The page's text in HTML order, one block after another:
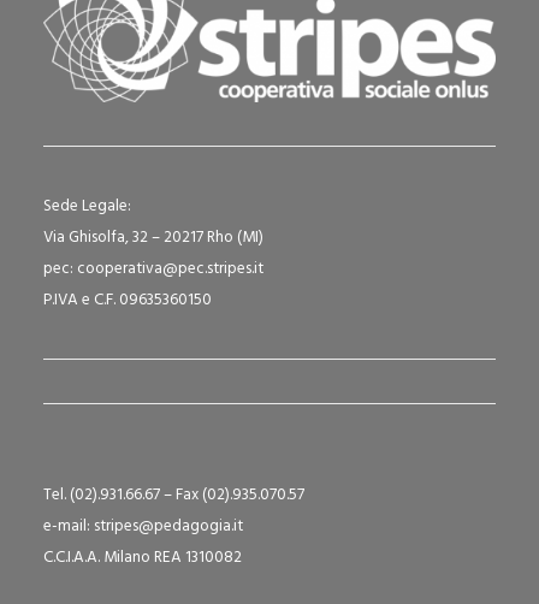
Sede Legale:
Via Ghisolfa, 32 – 20217 Rho (MI)
pec: cooperativa@pec.stripes.it
P.IVA e C.F. 09635360150
Tel. (02).931.66.67 – Fax (02).935.070.57
e-mail: stripes@pedagogia.it
C.C.I.A.A. Milano REA 1310082